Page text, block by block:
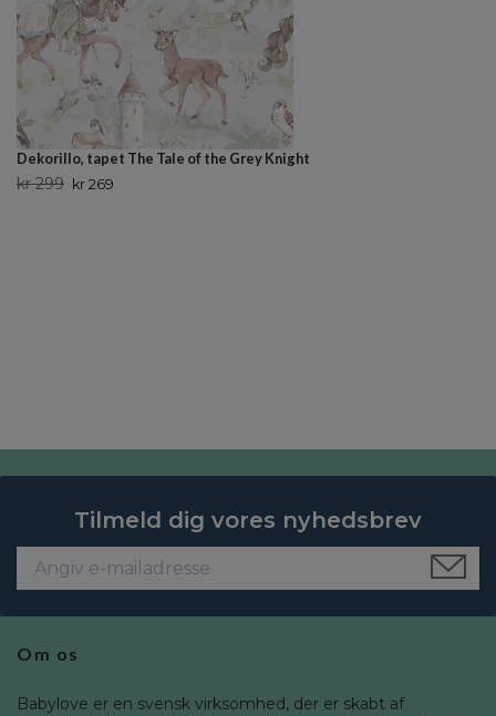
Dekorillo, tapet The Tale of the Grey Knight
kr 299 kr 269
Tilmeld dig vores nyhedsbrev
Om os
Babylove er en svensk virksomhed, der er skabt af